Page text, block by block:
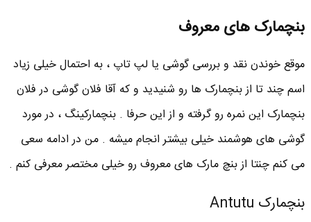
بنچمارک های معروف
موقع خوندن نقد و بررسی گوشی یا لپ تاپ ، به احتمال خیلی زیاد
اسم چند تا از بنچمارک ها رو شنیدید و که آقا فلان گوشی در فلان
بنچمارک این نمره رو گرفته و از این حرفا . بنچمارکینگ ، در مورد
گوشی های هوشمند خیلی بیشتر انجام میشه . من در ادامه سعی
می کنم چنتا از بنچ مارک های معروف رو خیلی مختصر معرفی کنم .
بنچمارک Antutu